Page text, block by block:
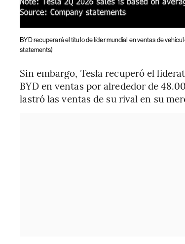
BYD recuperará el título de líder mundial en ventas de
statements)
Sin embargo, Tesla recuperó el
BYD en ventas por alrededor de
lastró las ventas de su rival en su